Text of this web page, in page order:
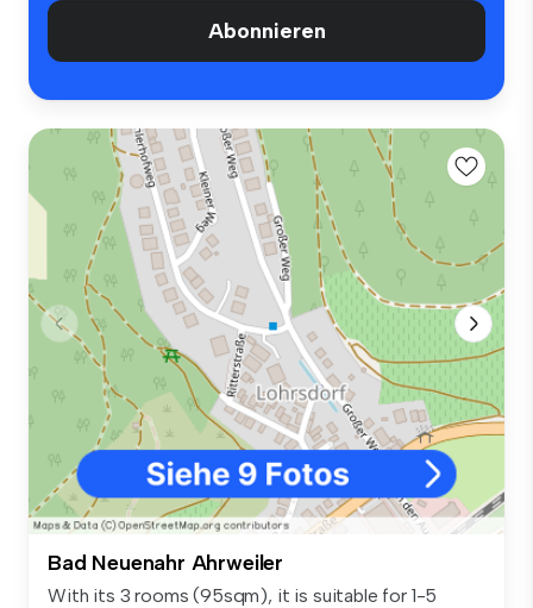
Abonnieren
Bad Neuenahr Ahrweiler
With its 3 rooms (95sqm), it is suitable for 1-5